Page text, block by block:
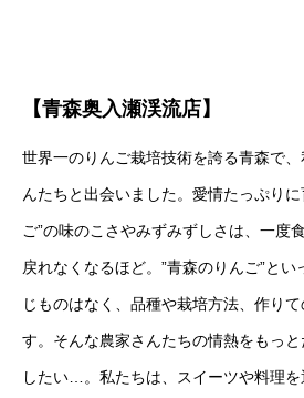
【青森奥入瀬渓流店】
世界一のりんご栽培技術を誇る青森で
んたちと出会いました。愛情たっぷり
ご”の味のこさやみずみずしさは、一度
戻れなくなるほど。”青森のりんご”と
じものはなく、品種や栽培方法、作り
す。そんな農家さんたちの情熱をもっ
したい…。私たちは、スイーツや料理